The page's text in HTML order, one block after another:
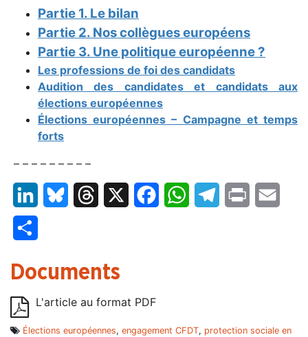
Partie 1. Le bilan
Partie 2. Nos collègues européens
Partie 3. Une politique européenne ?
Les professions de foi des candidats
Audition des candidates et candidats aux
élections européennes
Élections européennes – Campagne et temps
forts
– – – – – – – – –
LinkedInBluesky Threads FacebookWhatsAppTelegram
Print
Documents
L'article au format PDF
Élections européennes, engagement CFDT, protection sociale en